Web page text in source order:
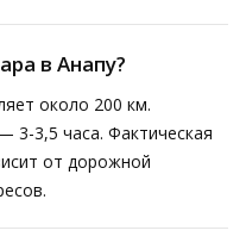
в Анапу?
около 200 км.
3-3,5 часа. Фактическая
от дорожной